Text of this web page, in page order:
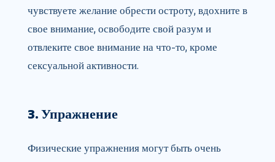
чувствуете желание обрести остроту, вдохните в
свое внимание, освободите свой разум и
отвлеките свое внимание на что-то, кроме
сексуальной активности.
3. Упражнение
Физические упражнения могут быть очень